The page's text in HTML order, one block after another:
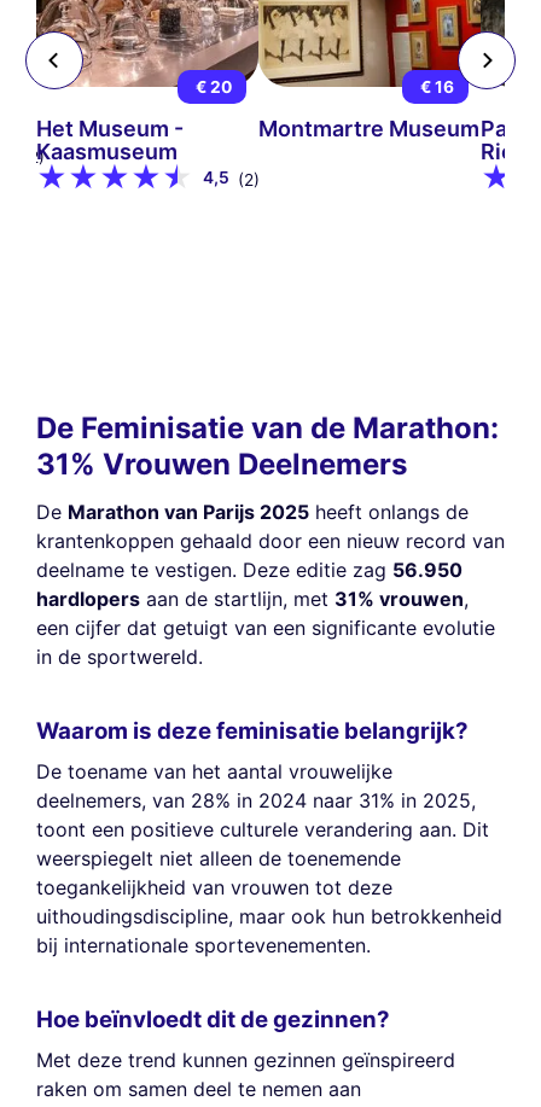
(12)
€ 20
Het Museum -
Kaasmuseum
4,5 (2)
€ 16
Montmartre Museum
De Feminisatie van de Marathon:
31% Vrouwen Deelnemers
De Marathon van Parijs 2025 heeft onlangs de
krantenkoppen gehaald door een nieuw record van
deelname te vestigen. Deze editie zag 56.950
hardlopers aan de startlijn, met 31% vrouwen,
een cijfer dat getuigt van een significante evolutie
in de sportwereld.
Waarom is deze feminisatie belangrijk?
De toename van het aantal vrouwelijke
deelnemers, van 28% in 2024 naar 31% in 2025,
toont een positieve culturele verandering aan. Dit
weerspiegelt niet alleen de toenemende
toegankelijkheid van vrouwen tot deze
uithoudingsdiscipline, maar ook hun betrokkenheid
bij internationale sportevenementen.
Hoe beïnvloedt dit de gezinnen?
Met deze trend kunnen gezinnen geïnspireerd
raken om samen deel te nemen aan